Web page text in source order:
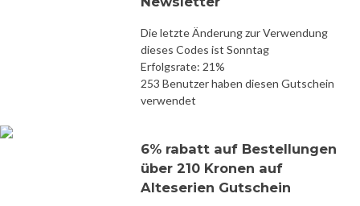
Die letzte Änderung zur Verwendung
dieses Codes ist Sonntag
Erfolgsrate: 21%
253 Benutzer haben diesen Gutschein
verwendet
6% rabatt auf Bestellungen
über 210 Kronen auf
Alteserien Gutschein